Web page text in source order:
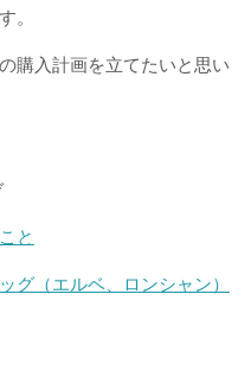
。
購入計画を立てたいと思い
と
グ（エルベ、ロンシャン）